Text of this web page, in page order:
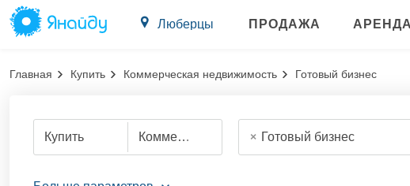
Люберцы ПРОДАЖА АРЕНДА
Главная Купить Коммерческая недвижимость Готовый бизнес
Купить Коммерческую недвижимость Готовый бизнес